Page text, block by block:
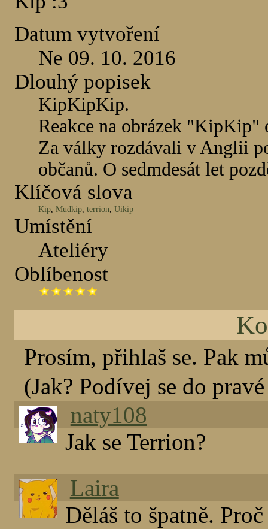
Datum vytvoření
Ne 09. 10. 2016
Dlouhý popisek
KipKipKip.
Reakce na obrázek "KipKip"
Za války rozdávali v Anglii
občanů. O sedmdesát let
Klíčová slova
Kip,Mudkip,terrion,Uikip
Umístění
Ateliéry
Oblíbenost
Prosím, přihlaš se. Pak
(Jak? Podívej se do
naty108
Jak se Terrion?
Laira
Děláš to špatně.